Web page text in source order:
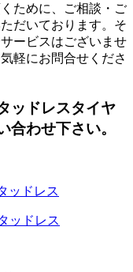
ために、ご相談・ご
だいております。そ
ービスはございませ
軽にお問合せくださ
ッドレスタイヤ
合わせ下さい。
ッドレス
ッドレス